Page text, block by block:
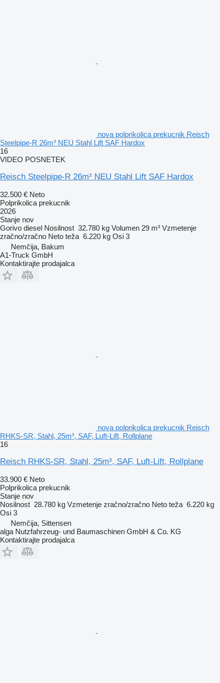
nova polprikolica prekucnik Reisch
Steelpipe-R 26m³ NEU Stahl Lift SAF Hardox
16
VIDEO POSNETEK
Reisch Steelpipe-R 26m³ NEU Stahl Lift SAF Hardox
32.500 € Neto
Polprikolica prekucnik
2026
Stanje nov
Gorivo diesel Nosilnost 32.780 kg Volumen 29 m³ Vzmetenje
zračno/zračno Neto teža 6.220 kg Osi 3
Nemčija, Bakum
A1-Truck GmbH
Kontaktirajte prodajalca
nova polprikolica prekucnik Reisch
RHKS-SR, Stahl, 25m³, SAF, Luft-Lift, Rollplane
16
Reisch RHKS-SR, Stahl, 25m³, SAF, Luft-Lift, Rollplane
33.900 € Neto
Polprikolica prekucnik
Stanje nov
Nosilnost 28.780 kg Vzmetenje zračno/zračno Neto teža 6.220 kg
Osi 3
Nemčija, Sittensen
alga Nutzfahrzeug- und Baumaschinen GmbH & Co. KG
Kontaktirajte prodajalca